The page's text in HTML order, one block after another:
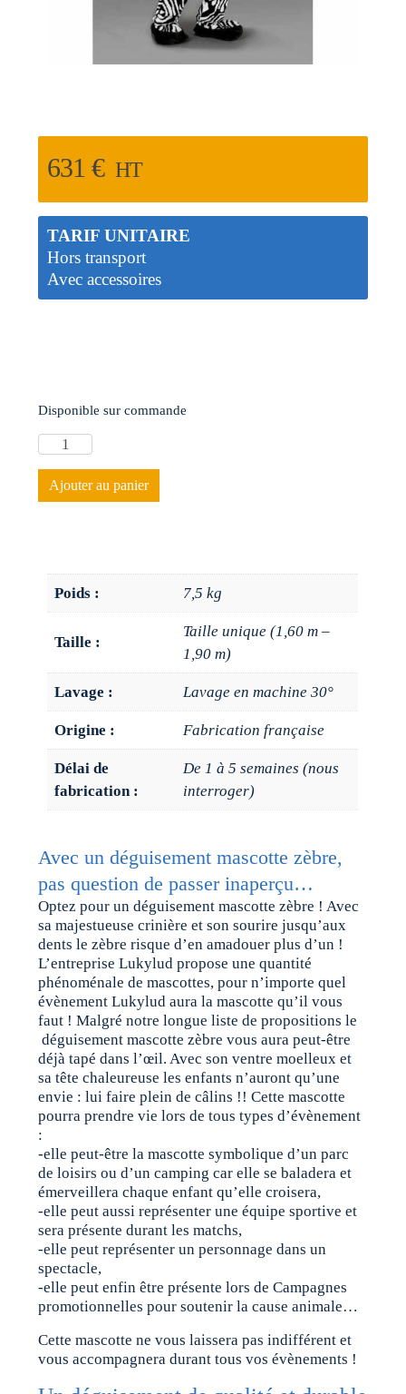
631€ HT
TARIF UNITAIRE
Hors transport
Avec accessoires
Disponible sur commande
Ajouter au panier
Poids : 7,5 kg
Taille :
Taille unique (1,60 m –
1,90 m)
Lavage : Lavage en machine 30°
Origine : Fabrication française
Délai de
fabrication :
De 1 à 5 semaines (nous
interroger)
Avec un déguisement mascotte zèbre,
pas question de passer inaperçu…
Optez pour un déguisement mascotte zèbre ! Avec
sa majestueuse crinière et son sourire jusqu’aux
dents le zèbre risque d’en amadouer plus d’un !
L’entreprise Lukylud propose une quantité
phénoménale de mascottes, pour n’importe quel
évènement Lukylud aura la mascotte qu’il vous
faut ! Malgré notre longue liste de propositions le
déguisement mascotte zèbre vous aura peut-être
déjà tapé dans l’œil. Avec son ventre moelleux et
sa tête chaleureuse les enfants n’auront qu’une
envie : lui faire plein de câlins !! Cette mascotte
pourra prendre vie lors de tous types d’évènement
:
-elle peut-être la mascotte symbolique d’un parc
de loisirs ou d’un camping car elle se baladera et
émerveillera chaque enfant qu’elle croisera,
-elle peut aussi représenter une équipe sportive et
sera présente durant les matchs,
-elle peut représenter un personnage dans un
spectacle,
-elle peut enfin être présente lors de Campagnes
promotionnelles pour soutenir la cause animale…
Cette mascotte ne vous laissera pas indifférent et
vous accompagnera durant tous vos évènements !